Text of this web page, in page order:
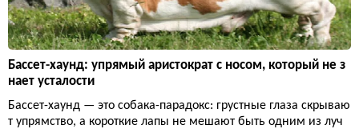
Бассет-хаунд: упрямый аристократ с носом, который не з
нает усталости
Бассет-хаунд — это собака-парадокс: грустные глаза скрываю
т упрямство, а короткие лапы не мешают быть одним из луч